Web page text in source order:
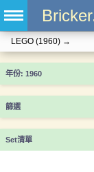
LEGO (1960) →
年份
篩選
Set清單